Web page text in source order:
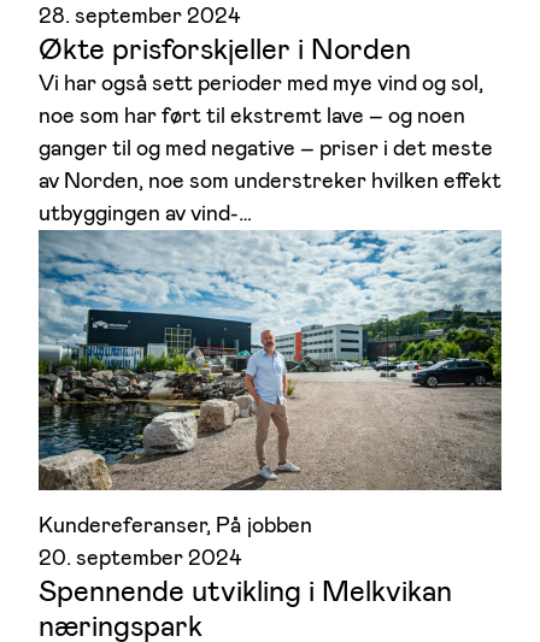
28. september 2024
Økte prisforskjeller i Norden
Vi har også sett perioder med mye vind og sol,
noe som har ført til ekstremt lave – og noen
ganger til og med negative – priser i det meste
av Norden, noe som understreker hvilken effekt
utbyggingen av vind-…
Kundereferanser, På jobben
20. september 2024
Spennende utvikling i Melkvikan
næringspark